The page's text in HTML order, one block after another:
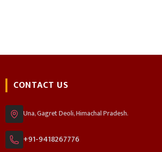
CONTACT US
Una, Gagret Deoli, Himachal Pradesh.
+91-9418267776